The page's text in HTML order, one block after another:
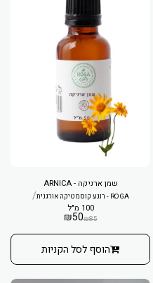
שמן ארניקה - ARNICA
ROGA - רוגע קוסמטיקה אורגנית /
100 מ"ל
₪85
₪50
הוסף לסל הקניות